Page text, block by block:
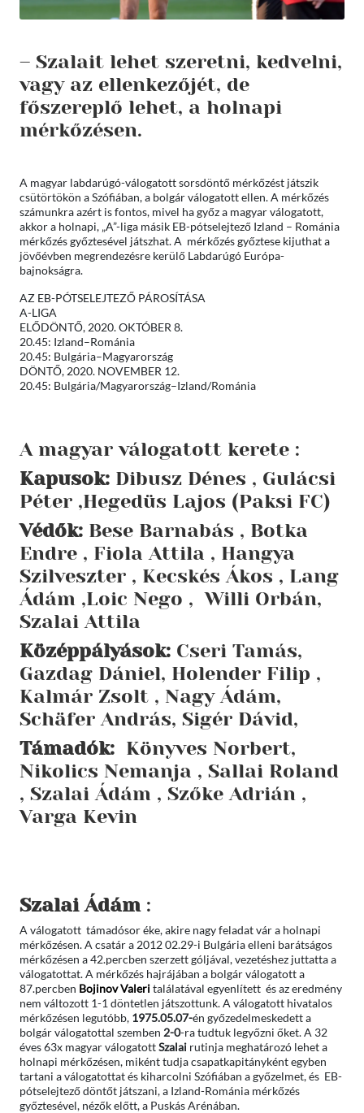
– Szalait lehet szeretni, kedvelni,
vagy az ellenkezőjét, de
főszereplő lehet, a holnapi
mérkőzésen.
A magyar labdarúgó-válogatott sorsdöntő mérkőzést játszik
csütörtökön a Szófiában, a bolgár válogatott ellen. A mérkőzés
számunkra azért is fontos, mivel ha győz a magyar válogatott,
akkor a holnapi, „A”-liga másik EB-pótselejtező Izland – Románia
mérkőzés győztesével játszhat. A mérkőzés győztese kijuthat a
jövőévben megrendezésre kerülő Labdarúgó Európa-
bajnokságra.
AZ EB-PÓTSELEJTEZŐ PÁROSÍTÁSA
A-LIGA
ELŐDÖNTŐ, 2020. OKTÓBER 8.
20.45: Izland–Románia
20.45: Bulgária–Magyarország
DÖNTŐ, 2020. NOVEMBER 12.
20.45: Bulgária/Magyarország–Izland/Románia
A magyar válogatott kerete :
Kapusok:Dibusz Dénes , Gulácsi
Péter ,Hegedüs Lajos (Paksi FC)
Védők:Bese Barnabás , Botka
Endre , Fiola Attila , Hangya
Szilveszter , Kecskés Ákos , Lang
Ádám ,Loic Nego , Willi Orbán,
Szalai Attila
Középpályások:Cseri Tamás,
Gazdag Dániel, Holender Filip ,
Kalmár Zsolt , Nagy Ádám,
Schäfer András, Sigér Dávid,
Támadók:Könyves Norbert,
Nikolics Nemanja , Sallai Roland
, Szalai Ádám , Szőke Adrián ,
Varga Kevin
Szalai Ádám:
A válogatott támadósor éke, akire nagy feladat vár a holnapi
mérkőzésen. A csatár a 2012 02.29-i Bulgária elleni barátságos
mérkőzésen a 42.percben szerzett góljával, vezetéshez juttatta a
válogatottat. A mérkőzés hajrájában a bolgár válogatott a
87.percben Bojinov Valeritalálatával egyenlített és az eredmény
nem változott 1-1 döntetlen játszottunk. A válogatott hivatalos
mérkőzésen legutóbb, 1975.05.07-én győzedelmeskedett a
bolgár válogatottal szemben 2-0-ra tudtuk legyőzni őket. A 32
éves 63x magyar válogatottSzalairutinja meghatározó lehet a
holnapi mérkőzésen, miként tudja csapatkapitányként egyben
tartani a válogatottat és kiharcolni Szófiában a győzelmet, és EB-
pótselejtező döntőt játszani, a Izland-Románia mérkőzés
győztesével, nézők előtt, a Puskás Arénában.